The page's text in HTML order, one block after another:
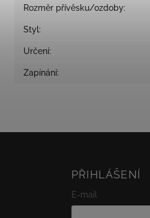
Rozměr přívěsku/ozdoby:
Styl:
Určení:
Zapínání:
PŘIHLÁŠENÍ
E-mail